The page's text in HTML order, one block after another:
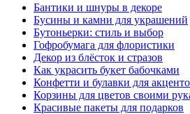
Бантики и шнуры в декоре
Бусины и камни для украшений
Бутоньерки: стиль и выбор
Гофробумага для флористики
Декор из блёсток и стразов
Как украсить букет бабочками
Конфетти и булавки для
Корзины для цветов своими
Красивые пакеты для подарков